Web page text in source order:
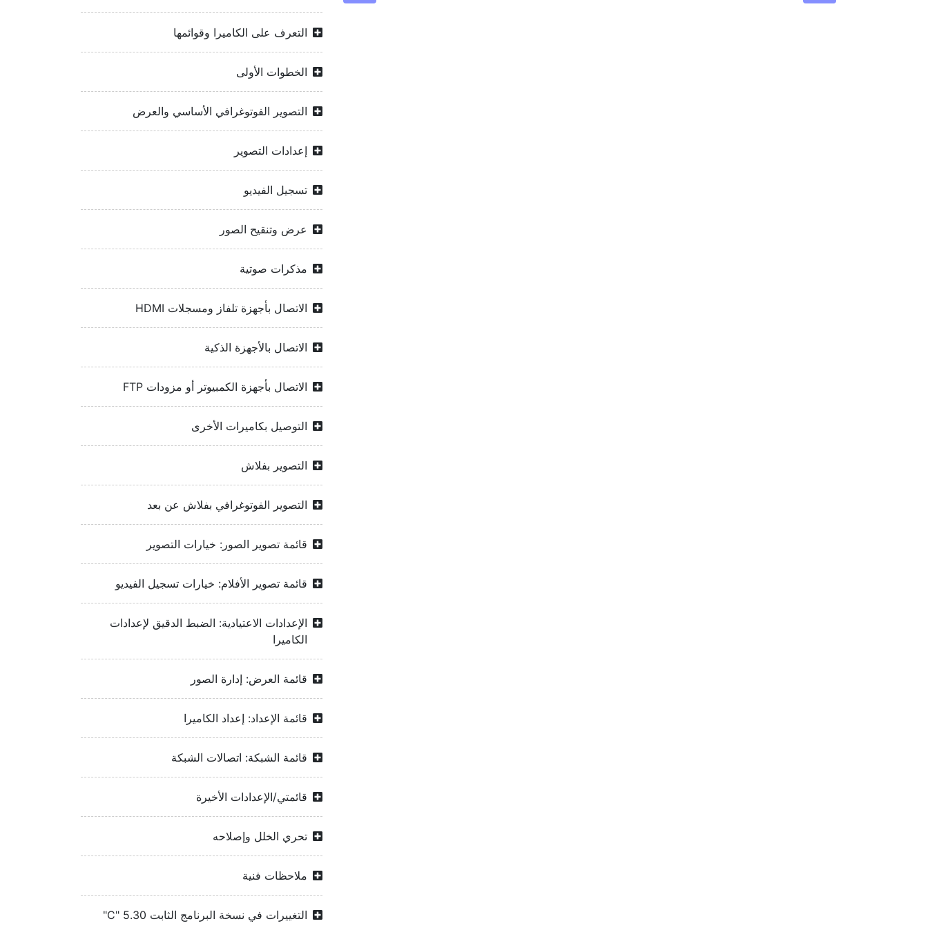
التعرف على الكاميرا وقوائمها
الخطوات الأولى
التصوير الفوتوغرافي الأساسي والعرض
إعدادات التصوير
تسجيل الفيديو
عرض وتنقيح الصور
مذكرات صوتية
الاتصال بأجهزة تلفاز ومسجلات HDMI‏‏
الاتصال بالأجهزة الذكية
الاتصال بأجهزة الكمبيوتر أو مزودات FTP‏‏
التوصيل بكاميرات الأخرى
التصوير بفلاش
التصوير الفوتوغرافي بفلاش عن بعد
قائمة تصوير الصور: خيارات التصوير
قائمة تصوير الأفلام: خيارات تسجيل الفيديو
الإعدادات الاعتيادية: الضبط الدقيق لإعدادات
الكاميرا
قائمة العرض: إدارة الصور
قائمة الإعداد: إعداد الكاميرا
قائمة الشبكة: اتصالات الشبكة
قائمتي/الإعدادات الأخيرة
تحري الخلل وإصلاحه
ملاحظات فنية
التغييرات في نسخة البرنامج الثابت ‎"C" 5.30‏